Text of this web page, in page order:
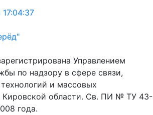
Управлением
по надзору в сфере связи,
и массовых
Кировской области. Св. ПИ № ТУ 43-
года.